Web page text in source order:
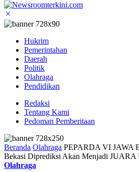
Hukrim
Pemerintahan
Daerah
Politik
Olahraga
Pendidikan
Redaksi
Tentang Kami
Pedoman Pemberitaan
Beranda Olahraga PEPARDA VI JAWA
Bekasi Diprediksi Akan Menjadi
Olahraga